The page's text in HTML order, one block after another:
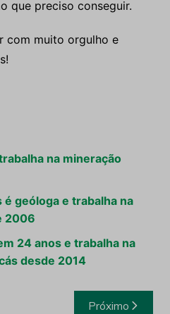
que preciso conseguir.
com muito orgulho e
na mineração
é geóloga e trabalha na
2006
24 anos e trabalha na
desde 2014
Próximo